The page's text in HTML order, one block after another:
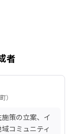
者
）
策の立案、イ
コミュニティ